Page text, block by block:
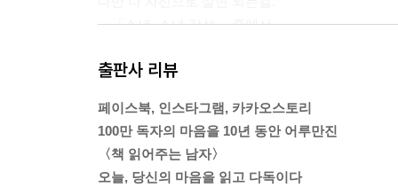
여행의 정의
또 다시 꿈을 꾼다
용기의 문
믿음이 필요한 시대
특별한 재료
행운을 빈다, 나에게
---「소년, 소녀 감성」 중에서
너는 왜 남을 위해서만 이야기하니.
네가 마음속에 담아 둔 이야기를 해.
답답하지 않니, 그렇게 남들 시선에 맞춰 사는 것
남들을 위해 하는 말이 아닌
너 스스로에게 이야기할 수 있는 용기를 가져.
출판사 리뷰
페이스북, 인스타그램, 카카오스토리
100만 독자의 마음을 10년 동안 어루만진
〈책 읽어주는 남자〉
오늘, 당신의 마음을 읽고 다독이다